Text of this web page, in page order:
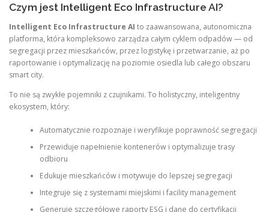
Czym jest Intelligent Eco Infrastructure AI?
Intelligent Eco Infrastructure AI to zaawansowana, autonomiczna
platforma, która kompleksowo zarządza całym cyklem odpadów — od
segregacji przez mieszkańców, przez logistykę i przetwarzanie, aż po
raportowanie i optymalizację na poziomie osiedla lub całego obszaru
smart city.
To nie są zwykłe pojemniki z czujnikami. To holistyczny, inteligentny
ekosystem, który:
Automatycznie rozpoznaje i weryfikuje poprawność segregacji
Przewiduje napełnienie kontenerów i optymalizuje trasy
odbioru
Edukuje mieszkańców i motywuje do lepszej segregacji
Integruje się z systemami miejskimi i facility management
Generuje szczegółowe raporty ESG i dane do certyfikacji